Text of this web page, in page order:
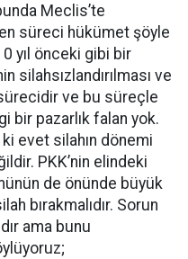
Meclis’te
süreci hükümet şöyle
yıl önceki gibi bir
silahsızlandırılması ve
sürecidir ve bu süreçle
bir pazarlık falan yok.
evet silahın dönemi
PKK’nin elindeki
de önünde büyük
bırakmalıdır. Sorun
ama bunu